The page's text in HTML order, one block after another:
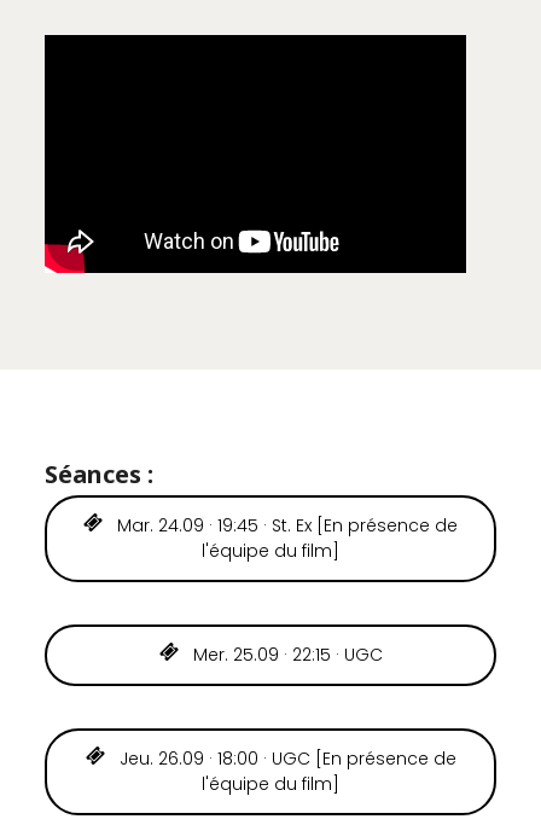
Séances :
Mar. 24.09 · 19:45 · St. Ex [En présence de
l'équipe du film]
Mer. 25.09 · 22:15 · UGC
Jeu. 26.09 · 18:00 · UGC [En présence de
l'équipe du film]